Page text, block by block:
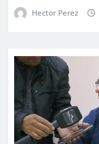
Hector Perez